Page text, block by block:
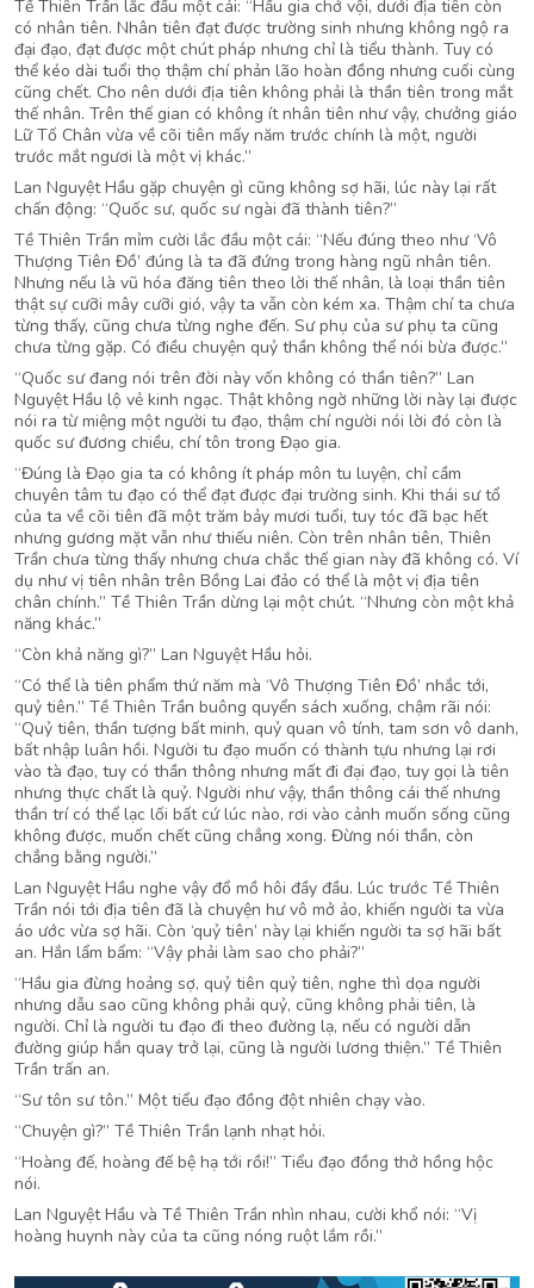
Tề Thiên Trần lắc đầu một cái: “Hầu gia chớ vội, dưới địa tiên còn
có nhân tiên. Nhân tiên đạt được trường sinh nhưng không ngộ ra
đại đạo, đạt được một chút pháp nhưng chỉ là tiểu thành. Tuy có
thể kéo dài tuổi thọ thậm chí phản lão hoàn đồng nhưng cuối cùng
cũng chết. Cho nên dưới địa tiên không phải là thần tiên trong mắt
thế nhân. Trên thế gian có không ít nhân tiên như vậy, chưởng giáo
Lữ Tố Chân vừa về cõi tiên mấy năm trước chính là một, người
trước mắt ngươi là một vị khác.”
Lan Nguyệt Hầu gặp chuyện gì cũng không sợ hãi, lúc này lại rất
chấn động: “Quốc sư, quốc sư ngài đã thành tiên?”
Tề Thiên Trần mỉm cười lắc đầu một cái: “Nếu đúng theo như ‘Vô
Thượng Tiên Đồ’ đúng là ta đã đứng trong hàng ngũ nhân tiên.
Nhưng nếu là vũ hóa đăng tiên theo lời thế nhân, là loại thần tiên
thật sự cưỡi mây cưỡi gió, vậy ta vẫn còn kém xa. Thậm chí ta chưa
từng thấy, cũng chưa từng nghe đến. Sư phụ của sư phụ ta cũng
chưa từng gặp. Có điều chuyện quỷ thần không thể nói bừa được.”
“Quốc sư đang nói trên đời này vốn không có thần tiên?” Lan
Nguyệt Hầu lộ vẻ kinh ngạc. Thật không ngờ những lời này lại được
nói ra từ miệng một người tu đạo, thậm chí người nói lời đó còn là
quốc sư đương chiều, chí tôn trong Đạo gia.
“Đúng là Đạo gia ta có không ít pháp môn tu luyện, chỉ cầm
chuyên tâm tu đạo có thể đạt được đại trường sinh. Khi thái sư tổ
của ta về cõi tiên đã một trăm bảy mươi tuổi, tuy tóc đã bạc hết
nhưng gương mặt vẫn như thiếu niên. Còn trên nhân tiên, Thiên
Trần chưa từng thấy nhưng chưa chắc thế gian này đã không có. Ví
dụ như vị tiên nhân trên Bồng Lai đảo có thể là một vị địa tiên
chân chính.” Tề Thiên Trần dừng lại một chút. “Nhưng còn một khả
năng khác.”
“Còn khả năng gì?” Lan Nguyệt Hầu hỏi.
“Có thể là tiên phẩm thứ năm mà ‘Vô Thượng Tiên Đồ’ nhắc tới,
quỷ tiên.” Tề Thiên Trần buông quyển sách xuống, chậm rãi nói:
“Quỷ tiên, thần tượng bất minh, quỷ quan vô tính, tam sơn vô danh,
bất nhập luân hồi. Người tu đạo muốn có thành tựu nhưng lại rơi
vào tà đạo, tuy có thần thông nhưng mất đi đại đạo, tuy gọi là tiên
nhưng thực chất là quỷ. Người như vậy, thần thông cái thế nhưng
thần trí có thể lạc lối bất cứ lúc nào, rơi vào cảnh muốn sống cũng
không được, muốn chết cũng chẳng xong. Đừng nói thần, còn
chẳng bằng người.”
Lan Nguyệt Hầu nghe vậy đổ mồ hôi đầy đầu. Lúc trước Tề Thiên
Trần nói tới địa tiên đã là chuyện hư vô mở ảo, khiến người ta vừa
áo ước vừa sợ hãi. Còn ‘quỷ tiên’ này lại khiến người ta sợ hãi bất
an. Hắn lẩm bẩm: “Vậy phải làm sao cho phải?”
“Hầu gia đừng hoảng sợ, quỷ tiên quỷ tiên, nghe thì dọa người
nhưng dẫu sao cũng không phải quỷ, cũng không phải tiên, là
người. Chỉ là người tu đạo đi theo đường lạ, nếu có người dẫn
đường giúp hắn quay trở lại, cũng là người lương thiện.” Tề Thiên
Trần trấn an.
“Sư tôn sư tôn.” Một tiểu đạo đồng đột nhiên chạy vào.
“Chuyện gì?” Tề Thiên Trần lạnh nhạt hỏi.
“Hoàng đế, hoàng đế bệ hạ tới rồi!” Tiểu đạo đồng thở hồng hộc
nói.
Lan Nguyệt Hầu và Tề Thiên Trần nhìn nhau, cười khổ nói: “Vị
hoàng huynh này của ta cũng nóng ruột lắm rồi.”